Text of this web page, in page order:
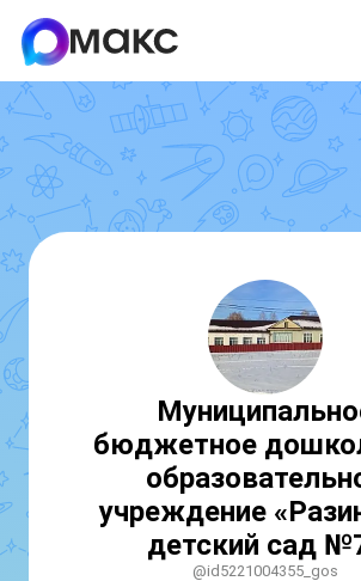
бюджетное
учреждение
детский сад
@id5221004355_gos